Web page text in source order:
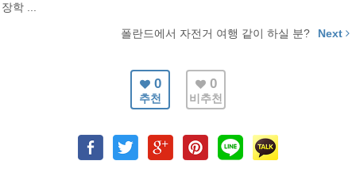
장학 ...
폴란드에서 자전거 여행 같이 하실 분? Next
0
추천
0
비추천